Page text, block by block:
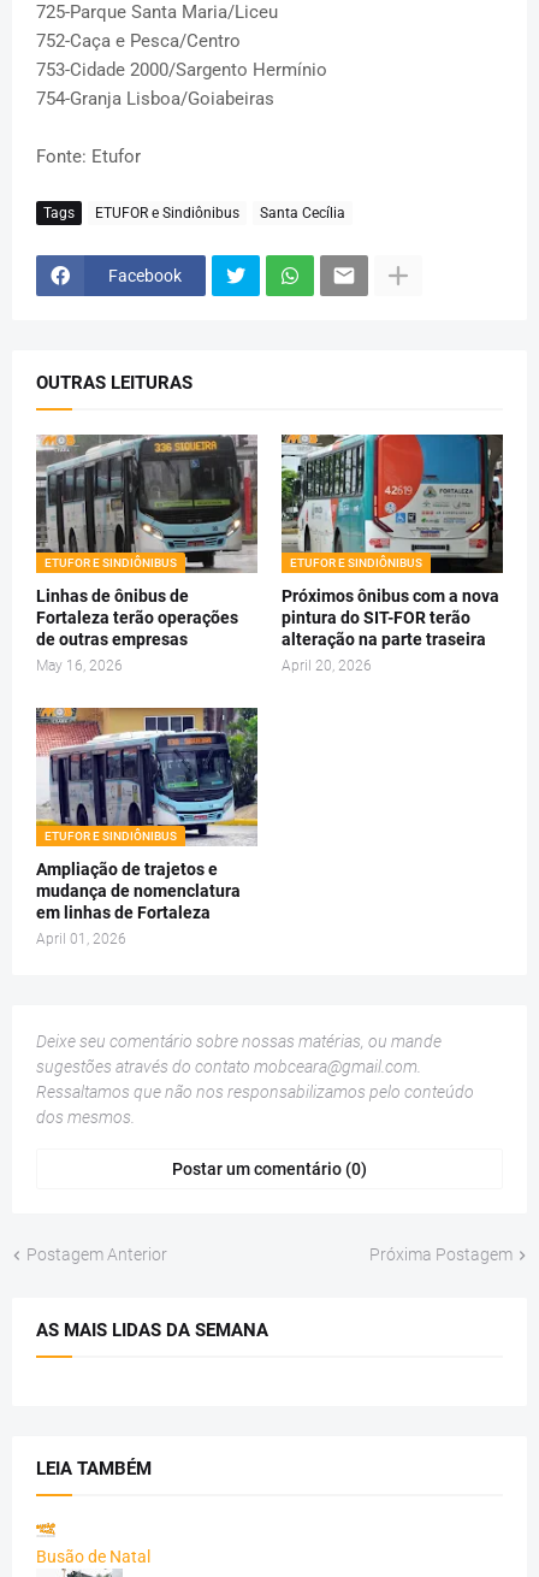
725-Parque Santa Maria/Liceu
752-Caça e Pesca/Centro
753-Cidade 2000/Sargento Hermínio
754-Granja Lisboa/Goiabeiras
Fonte: Etufor
Tags ETUFOR e Sindiônibus Santa Cecília
Facebook
OUTRAS LEITURAS
ETUFOR E SINDIÔNIBUS
Linhas de ônibus de
Fortaleza terão operações
de outras empresas
May 16, 2026
ETUFOR E SINDIÔNIBUS
Próximos ônibus com a nova
pintura do SIT-FOR terão
alteração na parte traseira
April 20, 2026
ETUFOR E SINDIÔNIBUS
Ampliação de trajetos e
mudança de nomenclatura
em linhas de Fortaleza
April 01, 2026
Deixe seu comentário sobre nossas matérias, ou mande
sugestões através do contato mobceara@gmail.com.
Ressaltamos que não nos responsabilizamos pelo conteúdo
dos mesmos.
Postar um comentário (0)
Postagem Anterior Próxima Postagem
AS MAIS LIDAS DA SEMANA
LEIA TAMBÉM
Busão de Natal